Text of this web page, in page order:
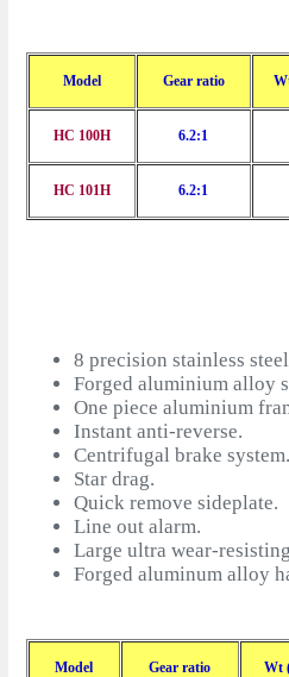
Model Gear ratio
HC 100H 6.2:1
HC 101H 6.2:1
8 precision stainless
Forged aluminium alloy
One piece aluminium
Instant anti-reverse.
Centrifugal brake system.
Star drag.
Quick remove sideplate.
Line out alarm.
Large ultra wear-
Forged aluminum alloy
Model Gear ratio Wt